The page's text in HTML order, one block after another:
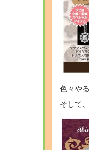
色々や
そして